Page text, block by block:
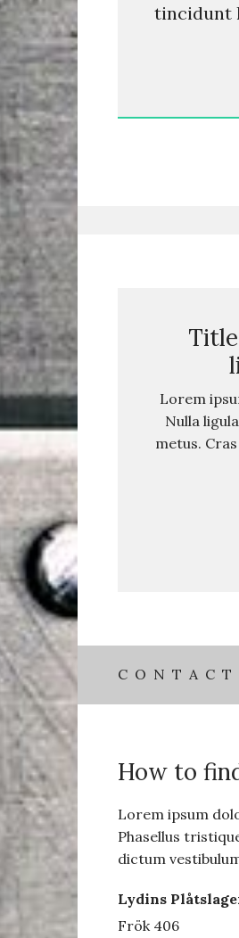
tincidunt
Lorem
Nulla
metus.
How to
Lorem ipsum
Phasellus
dictum
Lydins
Frök 406